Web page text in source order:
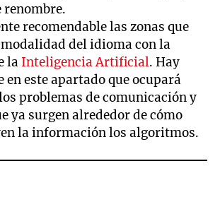
recomendable las zonas que
del idioma con la
la Inteligencia Artificial. Hay
en este apartado que ocupará
problemas de comunicación y
ya surgen alrededor de cómo
la información los algoritmos.